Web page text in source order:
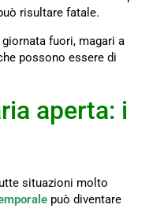
risultare fatale.
fuori, magari a
possono essere di
aperta: i
situazioni molto
può diventare